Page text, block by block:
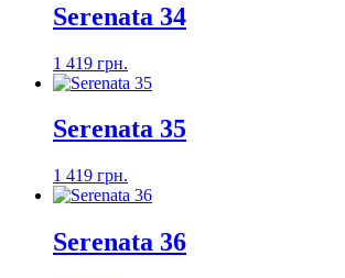
Serenata 34
1 419 грн.
Serenata 35
1 419 грн.
Serenata 36